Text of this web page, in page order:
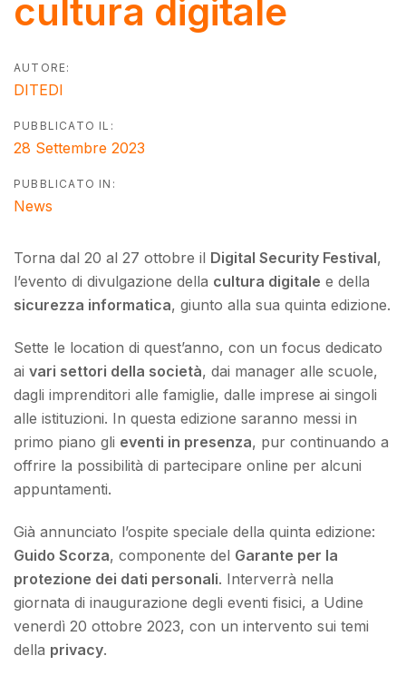
cultura digitale
AUTORE:
DITEDI
PUBBLICATO IL:
28 Settembre 2023
PUBBLICATO IN:
News
Torna dal 20 al 27 ottobre il Digital Security Festival,
l’evento di divulgazione della cultura digitale e della
sicurezza informatica, giunto alla sua quinta edizione.
Sette le location di quest’anno, con un focus dedicato
ai vari settori della società, dai manager alle scuole,
dagli imprenditori alle famiglie, dalle imprese ai singoli
alle istituzioni. In questa edizione saranno messi in
primo piano gli eventi in presenza, pur continuando a
offrire la possibilità di partecipare online per alcuni
appuntamenti.
Già annunciato l’ospite speciale della quinta edizione:
Guido Scorza, componente del Garante per la
protezione dei dati personali. Interverrà nella
giornata di inaugurazione degli eventi fisici, a Udine
venerdì 20 ottobre 2023, con un intervento sui temi
della privacy.